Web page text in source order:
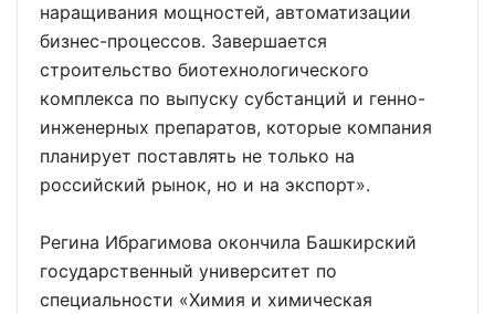
наращивания мощностей, автоматизации
бизнес-процессов. Завершается
строительство биотехнологического
комплекса по выпуску субстанций и генно-
инженерных препаратов, которые компания
планирует поставлять не только на
российский рынок, но и на экспорт».
Регина Ибрагимова окончила Башкирский
государственный университет по
специальности «Химия и химическая